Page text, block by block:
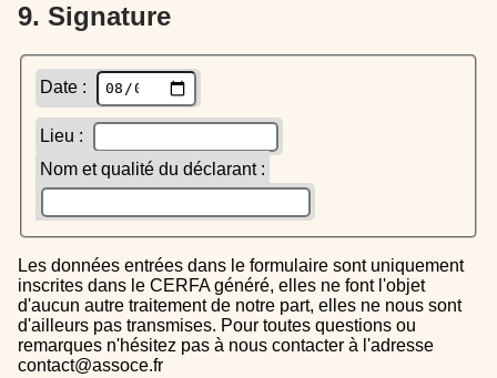
9. Signature
Date :
Lieu :
Nom et qualité du déclarant :
Les données entrées dans le formulaire sont uniquement
inscrites dans le CERFA généré, elles ne font l'objet
d'aucun autre traitement de notre part, elles ne nous sont
d'ailleurs pas transmises. Pour toutes questions ou
remarques n'hésitez pas à nous contacter à l'adresse
contact@assoce.fr